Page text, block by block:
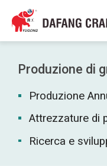
Produzione di
Produzione
Attrezzature di
Ricerca e
Bahasa Indonesia
Bahasa Melayu
Tiếng Việt
简体中文
فارسی
Pilipino
اردو